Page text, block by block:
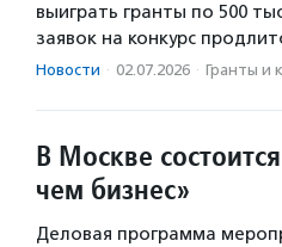
выиграть гранты по 500
заявок на конкурс
Новости · 02.07.2026 · Гранты и
В Москве
чем бизнес»
Деловая программа